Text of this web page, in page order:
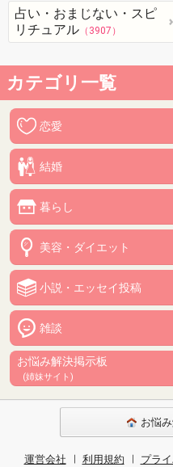
占い・おまじない・スピ
リチュアル （3907）
カテゴリ一覧
恋愛
結婚
暮らし
美容・ダイエット
小説・エッセイ投稿
雑談
お悩み解決掲示板
(姉妹サイト)
お悩
運営会社 利用規約 プラ